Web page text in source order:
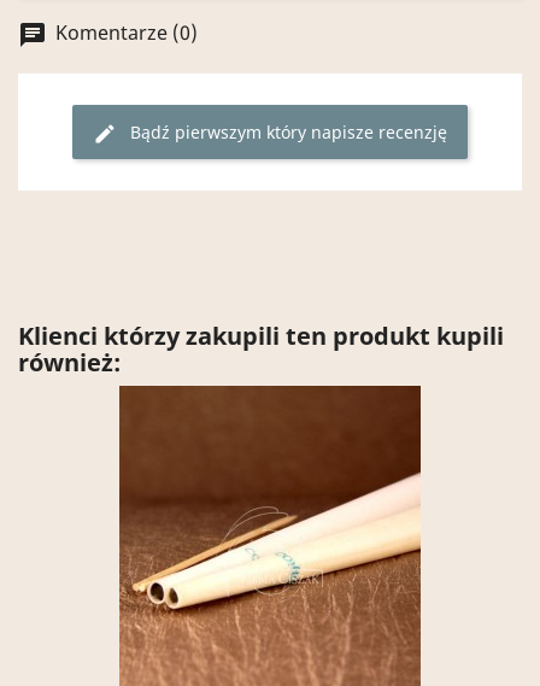
chat Komentarze (0)
edit Bądź pierwszym który napisze recenzję
Klienci którzy zakupili ten produkt kupili
również: